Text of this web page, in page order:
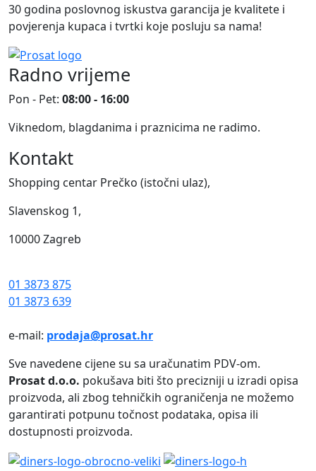
30 godina poslovnog iskustva garancija je kvalitete i
povjerenja kupaca i tvrtki koje posluju sa nama!
Radno vrijeme
Pon - Pet: 08:00 - 16:00
Viknedom, blagdanima i praznicima ne radimo.
Kontakt
Shopping centar Prečko (istočni ulaz),
Slavenskog 1,
10000 Zagreb
01 3873 875
01 3873 639
e-mail: prodaja@prosat.hr
Sve navedene cijene su sa uračunatim PDV-om.
Prosat d.o.o. pokušava biti što precizniji u izradi opisa
proizvoda, ali zbog tehničkih ograničenja ne možemo
garantirati potpunu točnost podataka, opisa ili
dostupnosti proizvoda.